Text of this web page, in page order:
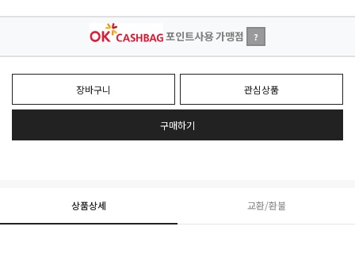
포인트사용 가맹점 ?
장바구니 관심상품
구매하기
상품상세 교환/환불